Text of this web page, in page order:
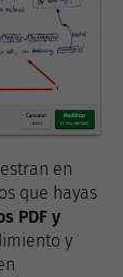
en
que hayas
PDF y
y